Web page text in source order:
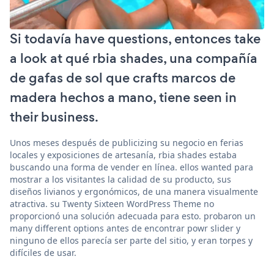
Si todavía have questions, entonces take
a look at qué rbia shades, una compañía
de gafas de sol que crafts marcos de
madera hechos a mano, tiene seen in
their business.
Unos meses después de publicizing su negocio en ferias
locales y exposiciones de artesanía, rbia shades estaba
buscando una forma de vender en línea. ellos wanted para
mostrar a los visitantes la calidad de su producto, sus
diseños livianos y ergonómicos, de una manera visualmente
atractiva. su Twenty Sixteen WordPress Theme no
proporcionó una solución adecuada para esto. probaron un
many different options antes de encontrar powr slider y
ninguno de ellos parecía ser parte del sitio, y eran torpes y
difíciles de usar.